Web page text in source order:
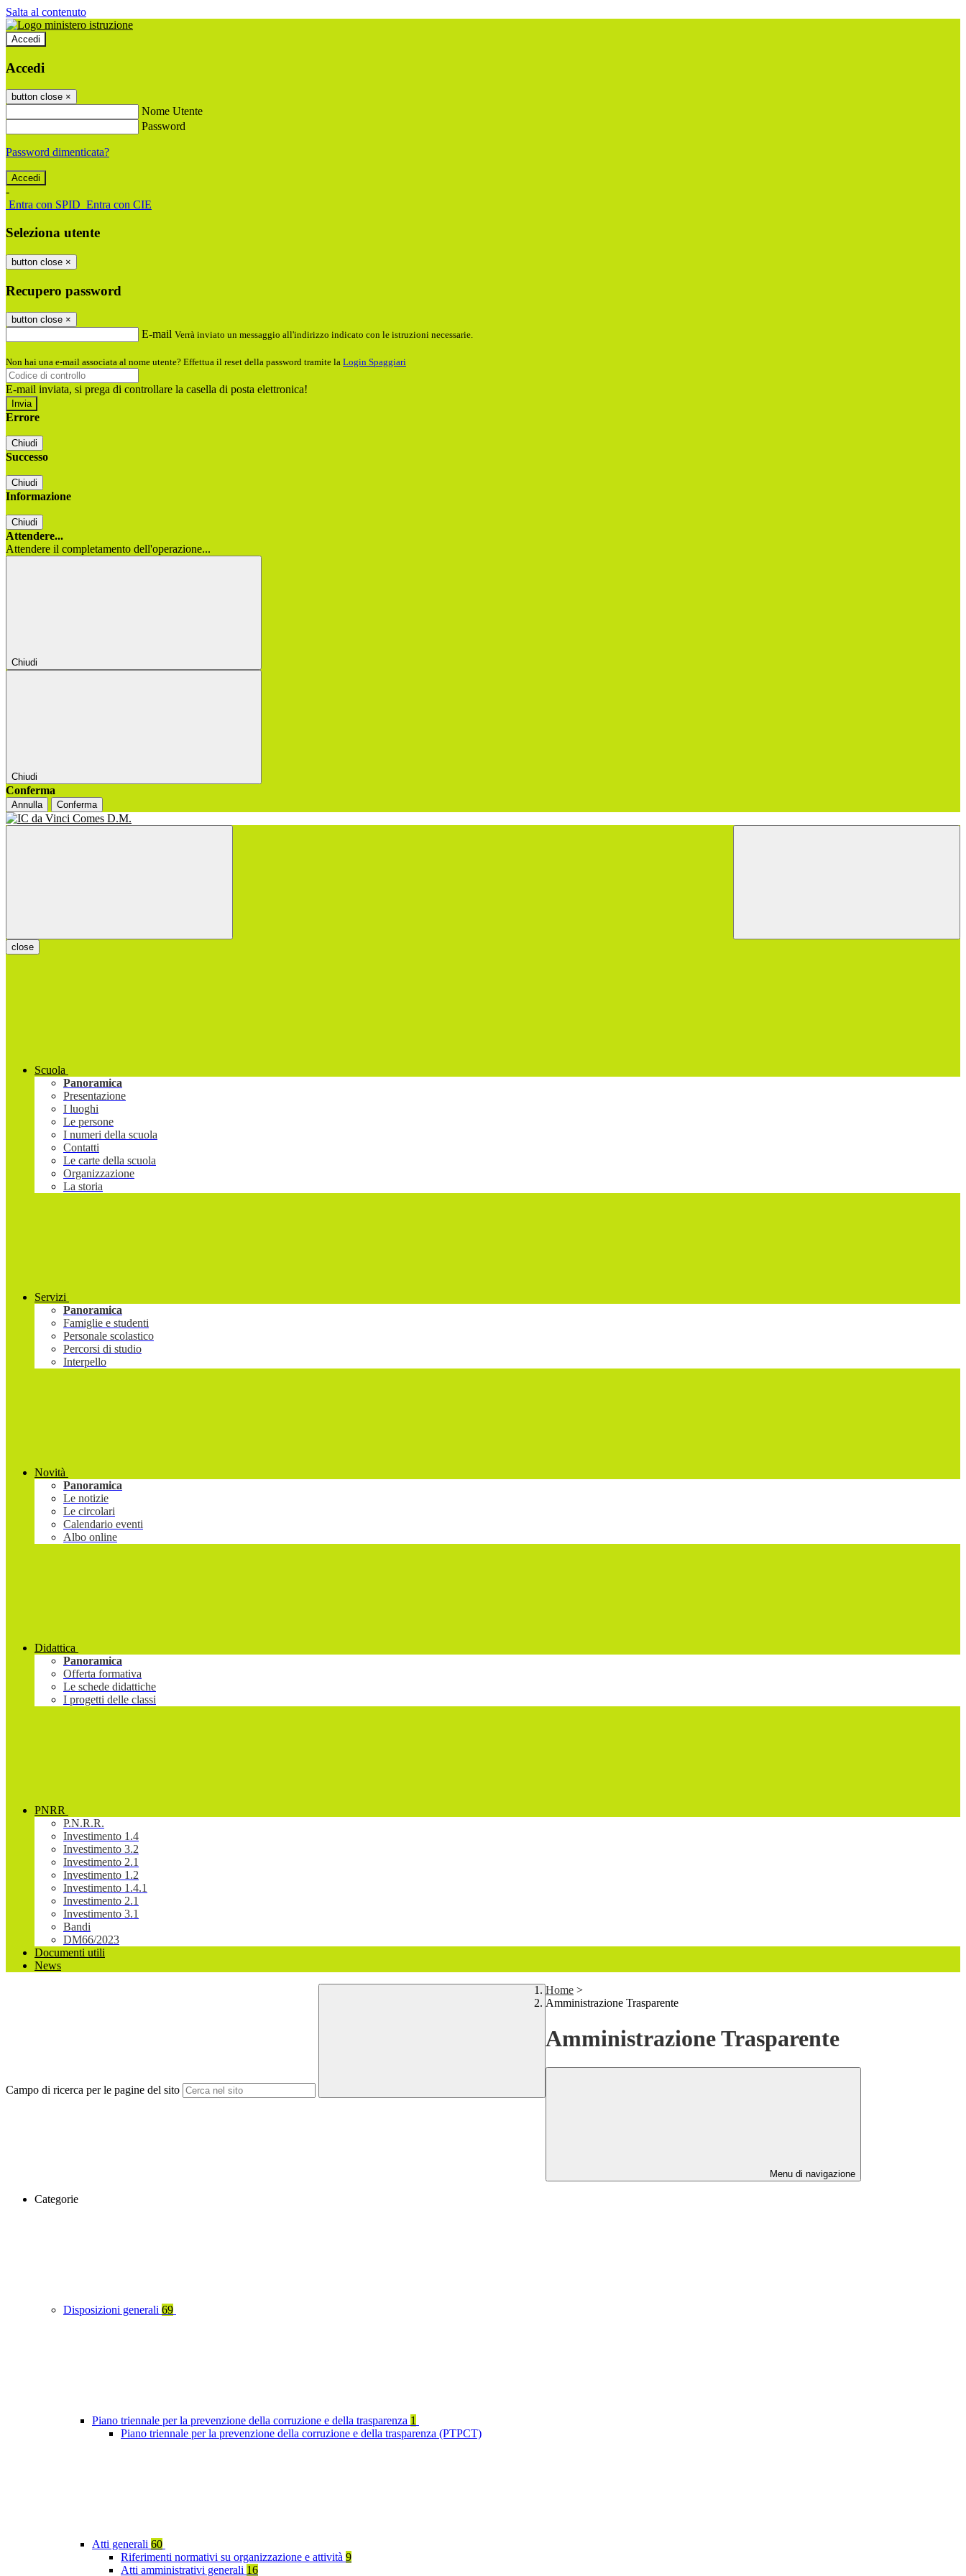
Salta al contenuto
Accedi
Accedi
button close ×
Nome Utente
Password
Password dimenticata?
-
Entra con SPID Entra con CIE
Seleziona utente
button close ×
Recupero password
button close ×
E-mail Verrà inviato un messaggio all'indirizzo indicato con le istruzioni necessarie.
Non hai una e-mail associata al nome utente? Effettua il reset della password tramite la Login Spaggiari
E-mail inviata, si prega di controllare la casella di posta elettronica!
Errore
Chiudi
Successo
Chiudi
Informazione
Chiudi
Attendere...
Attendere il completamento dell'operazione...
Chiudi
Chiudi
Conferma
Annulla Conferma
close
Scuola
Panoramica
Presentazione
I luoghi
Le persone
I numeri della scuola
Contatti
Le carte della scuola
Organizzazione
La storia
Servizi
Panoramica
Famiglie e studenti
Personale scolastico
Percorsi di studio
Interpello
Novità
Panoramica
Le notizie
Le circolari
Calendario eventi
Albo online
Didattica
Panoramica
Offerta formativa
Le schede didattiche
I progetti delle classi
PNRR
P.N.R.R.
Investimento 1.4
Investimento 3.2
Investimento 2.1
Investimento 1.2
Investimento 1.4.1
Investimento 2.1
Investimento 3.1
Bandi
DM66/2023
Documenti utili
News
Campo di ricerca per le pagine del sito
Home >
Amministrazione Trasparente
Amministrazione Trasparente
Menu di navigazione
Categorie
Disposizioni generali 69
Piano triennale per la prevenzione della corruzione e della trasparenza 1
Piano triennale per la prevenzione della corruzione e della trasparenza (PTPCT)
Atti generali 60
Riferimenti normativi su organizzazione e attività 9
Atti amministrativi generali 16